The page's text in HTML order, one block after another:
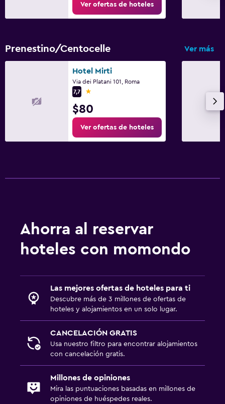
Ver ofertas de hoteles
Prenestino/Centocelle Ver más
Hotel Mirti
Via dei Platani 101, Roma
7,7
1 estrella
$80
Ver ofertas de hoteles
Ahorra al reservar
hoteles con momondo
Las mejores ofertas de hoteles para ti
Descubre más de 3 millones de ofertas de
hoteles y alojamientos en un solo lugar.
CANCELACIÓN GRATIS
Usa nuestro filtro para encontrar alojamientos
con cancelación gratis.
Millones de opiniones
Mira las puntuaciones basadas en millones de
opiniones de huéspedes reales.